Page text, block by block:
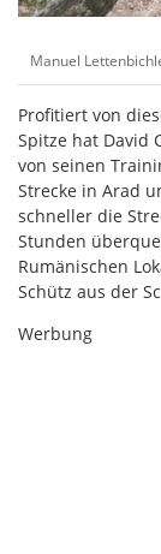
Manuel
Profitiert von
Spitze hat David
von seinen
Strecke in Arad
schneller die
Stunden
Rumänischen
Schütz aus der
Werbung